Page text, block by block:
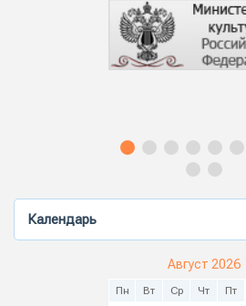
Календарь
Август 2026
Пн Вт Ср Чт Пт